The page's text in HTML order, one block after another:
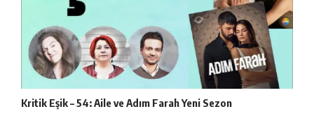
Kritik Eşik – 54: Aile ve Adım Farah Yeni Sezon